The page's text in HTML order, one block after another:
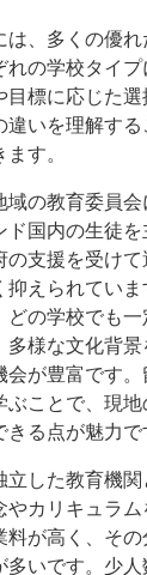
は、多くの優
れの学校タイ
目標に応じた
違いを理解す
す。
域の教育委員
ド国内の生徒
支援を受けて
抑えられてい
の学校でも
様な文化背
会が豊富です
ぶことで、現
る点が魅力で
立した教育機
やカリキュラ
料が高く、そ
多いです。少